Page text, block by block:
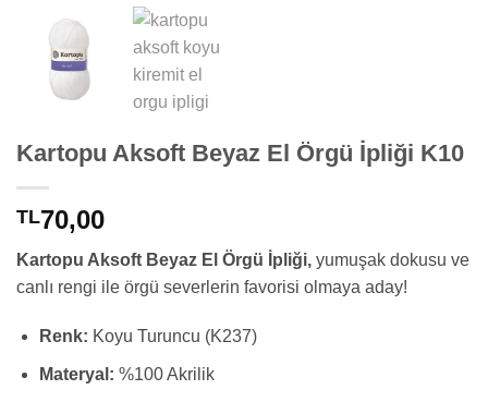
Kartopu Aksoft Beyaz El Örgü İpliği K10
TL70,00
Kartopu Aksoft Beyaz El Örgü İpliği, yumuşak dokusu ve
canlı rengi ile örgü severlerin favorisi olmaya aday!
Renk: Koyu Turuncu (K237)
Materyal: %100 Akrilik